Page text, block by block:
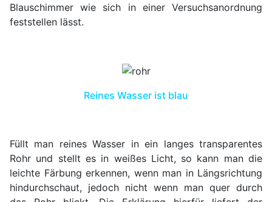
Blauschimmer wie sich in einer Versuchsanordnung
feststellen lässt.
Reines Wasser ist blau
Füllt man reines Wasser in ein langes transparentes
Rohr und stellt es in weißes Licht, so kann man die
leichte Färbung erkennen, wenn man in Längsrichtung
hindurchschaut, jedoch nicht wenn man quer durch